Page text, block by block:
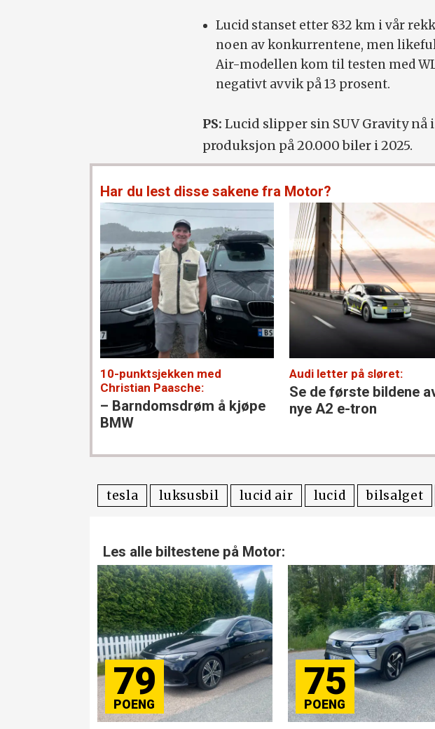
Lucid stanset etter 832 km i vår
noen av konkurrentene, men
Air-modellen kom til testen med
negativt avvik på 13 prosent.
PS:Lucid slipper sin SUV Gravity nå
produksjon på 20.000 biler i 2025.
Har du lest disse sakene fra Motor?
10-punktsjekken med
Christian Paasche:
– Barndoms­drøm å kjøpe
BMW
Audi letter på sløret:
Se de første bildene
nye A2 e-tron
tesla luksusbil lucid air lucid bilsalget
Les alle biltestene på Motor:
79 75